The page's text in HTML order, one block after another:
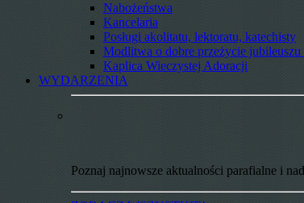
Nabożeństwa
Kancelaria
Posługi akolitatu, lektoratu, katechisty
Modlitwa o dobre przeżycie jubileuszu
Kaplica Wieczystej Adoracji
WYDARZENIA
Poznaj najnowsze aktualności parafialne i